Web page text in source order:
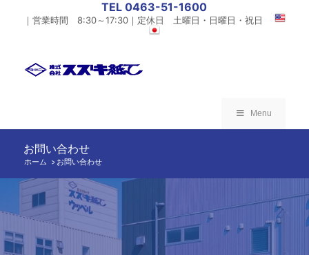
TEL 0463-51-1600
｜営業時間 8:30～17:30｜定休日 土曜日・日曜日・祝日
Menu
お問い合わせ
ホーム /
お問い合わせ